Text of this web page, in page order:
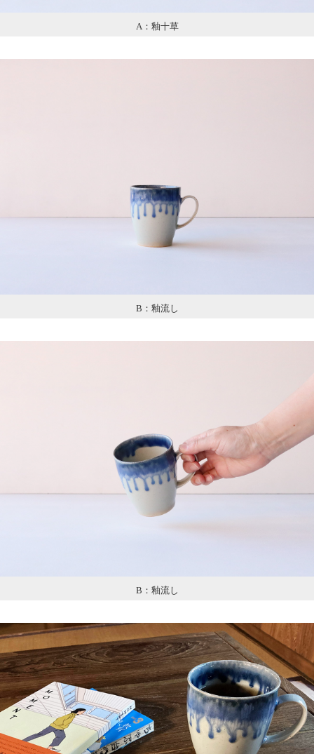
A：釉十草
B：釉流し
B：釉流し